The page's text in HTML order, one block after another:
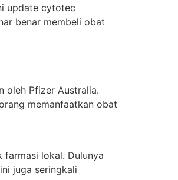
update cytotec
benar membeli obat
oleh Pfizer Australia.
memanfaatkan obat
lokal. Dulunya
juga seringkali